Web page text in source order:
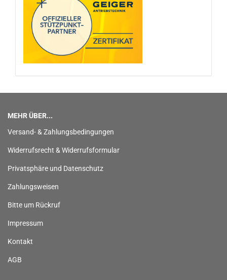
MEHR ÜBER...
Versand- & Zahlungsbedingungen
Widerrufsrecht & Widerrufsformular
Privatsphäre und Datenschutz
Zahlungsweisen
Bitte um Rückruf
Impressum
Kontakt
AGB